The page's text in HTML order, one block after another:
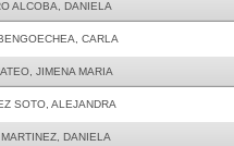
ALCOBA, DANIELA
CARLA
JIMENA MARIA
SOTO, ALEJANDRA
DANIELA